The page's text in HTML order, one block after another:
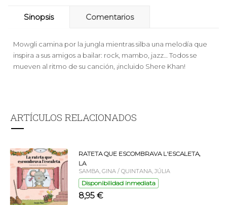
Sinopsis Comentarios
Mowgli camina por la jungla mientras silba una melodía que
inspira a sus amigos a bailar: rock, mambo, jazz… Todos se
mueven al ritmo de su canción, ¡incluido Shere Khan!
ARTÍCULOS RELACIONADOS
RATETA QUE ESCOMBRAVA L'ESCALETA,
LA
SAMBA, GINA / QUINTANA, JÚLIA
Disponibilidad inmediata
8,95 €